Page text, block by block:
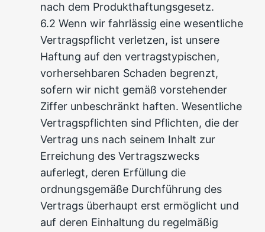
nach dem Produkthaftungsgesetz.
6.2 Wenn wir fahrlässig eine wesentliche
Vertragspflicht verletzen, ist unsere
Haftung auf den vertragstypischen,
vorhersehbaren Schaden begrenzt,
sofern wir nicht gemäß vorstehender
Ziffer unbeschränkt haften. Wesentliche
Vertragspflichten sind Pflichten, die der
Vertrag uns nach seinem Inhalt zur
Erreichung des Vertragszwecks
auferlegt, deren Erfüllung die
ordnungsgemäße Durchführung des
Vertrags überhaupt erst ermöglicht und
auf deren Einhaltung du regelmäßig